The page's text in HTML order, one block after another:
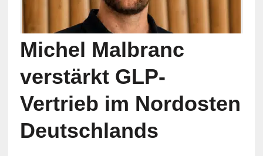
Michel Malbranc
verstärkt GLP-
Vertrieb im Nordosten
Deutschlands